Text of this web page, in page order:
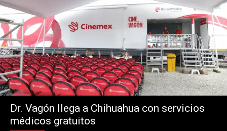
Dr. Vagón llega a Chihuahua con servicios
médicos gratuitos